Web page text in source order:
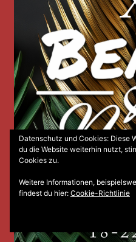
Datenschutz und Cookies: Diese
du die Website weiterhin nutzt,
Cookies zu.
Weitere Informationen,
findest du hier: Cookie-Richtlinie